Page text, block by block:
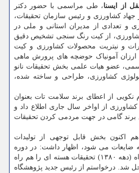
از ایسنا، طی مراسمی با حضور دکتر
جهاد کشاورزی و رئیس سازمان تحقیقات،
و تعدادی از مدیران استانی و ملی در
کشاورزی، از کیت رنگ سنجی تشخیص دقیق
و نیتریت محصولات کشاورزی و کیت
آمونیاک حوضچه های پرورش ماهی
عضو هیات علمی بخش تحقیقات نانو
کشاورزی، طراحی و ساخته شده،
نکویی از اعطای برند سلامت تات بعنوان
از اواخر سال جاری اطلاع داد و
برند گامی در جهت مردمی کردن تحقیقات
اکنون بخش قابل توجهی از تولیدات
ضایعات می شود، اظهار داشت: در دوره
مدیریت خود در پژوهشگاه (دهه ۱۳۸۰) تحقیقات هسته ای را هم راه
شد. درخواستم از رئیس جدید پژوهشگاه